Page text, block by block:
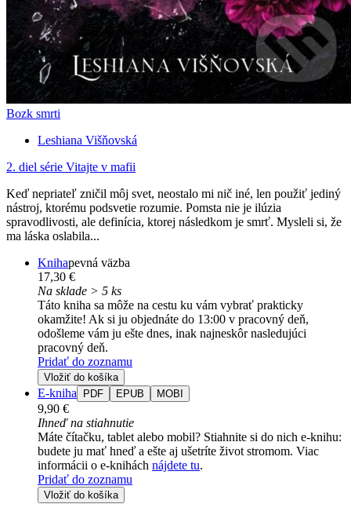
Bozk smrti
Leshiana Višňovská
2. diel série Vitajte v mafii
Keď nepriateľ zničil môj svet, neostalo mi nič iné, len použiť jediný
nástroj, ktorému podsvetie rozumie. Pomsta nie je ilúzia
spravodlivosti, ale definícia, ktorej následkom je smrť. Mysleli si, že
ma láska oslabila...
Knihapevná väzba
17,30 €
Na sklade > 5 ks
Táto kniha sa môže na cestu ku vám vybrať prakticky
okamžite! Ak si ju objednáte do 13:00 v pracovný deň,
odošleme vám ju ešte dnes, inak najneskôr nasledujúci
pracovný deň.
Pridať do zoznamu
Vložiť do košíka
E-kniha PDF EPUB MOBI
9,90 €
Ihneď na stiahnutie
Máte čítačku, tablet alebo mobil? Stiahnite si do nich e-knihu:
budete ju mať hneď a ešte aj ušetríte život stromom. Viac
informácii o e-knihách nájdete tu.
Pridať do zoznamu
Vložiť do košíka